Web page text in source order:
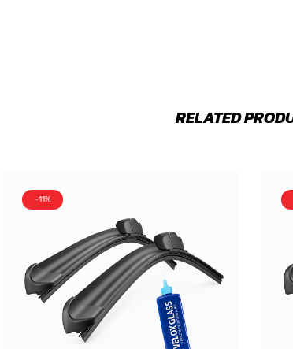
RELATED
-11%